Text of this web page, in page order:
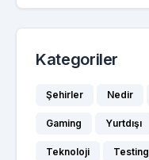
Kategoriler
Şehirler Nedir
Gaming Yurtdışı
Teknoloji Testing